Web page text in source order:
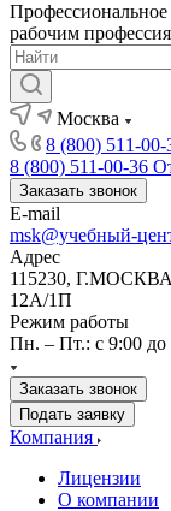
Профессиональное
рабочим
Москва
8 (800) 511-00-
8 (800) 511-00-36
Заказать звонок
E-mail
msk@учебный-
Адрес
115230,
12А/1П
Режим работы
Пн. – Пт.: с 9:00 до
Заказать звонок
Подать заявку
Компания
Лицензии
О компании